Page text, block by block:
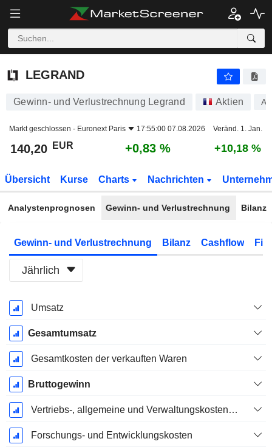
LEGRAND
LEGRAND
Gewinn- und Verlustrechnung Legrand Aktien
Markt geschlossen - Euronext Paris 17:55:00 07.08.2026 Veränd. 1. Jan.
140,20 EUR +0,83 % +10,18 %
Übersicht Kurse Charts Nachrichten
Analystenprognosen Gewinn- und Verlustrechnung Bilanz
Gewinn- und Verlustrechnung Bilanz Cashflow
Jährlich
Ende d.
Geschäftsjahres:
Dezember
Umsatz
Gesamtumsatz
Gesamtkosten der verkauften Waren
Bruttogewinn
Vertriebs-, allgemeine und Verwaltungskosten, Gesamt
Forschungs- und Entwicklungskosten